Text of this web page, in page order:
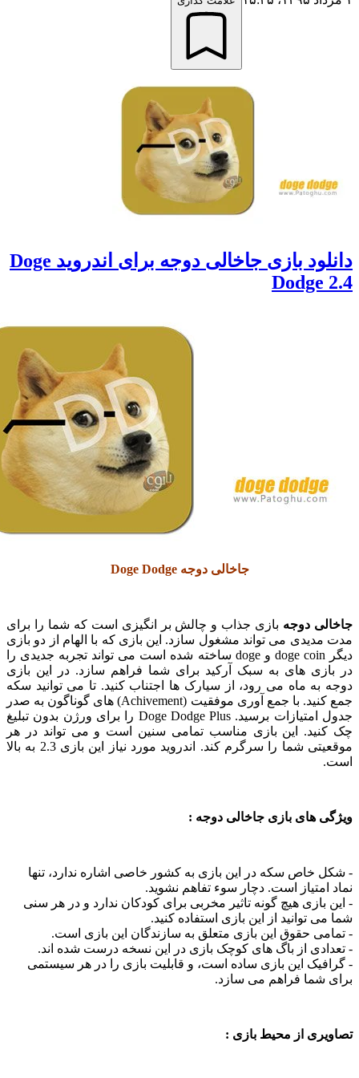
دانلود بازی جاخالی دوجه برای اندروید Doge
جاخالی دوجه Doge Dodge
دوجهبازی جذاب و چالش بر انگیزی است که شما را برای
می تواند مشغول سازد. این بازی که با الهام از دو بازی
دیگر doge coin و doge ساخته شده است می تواند تجربه جدیدی را
های به سبک آرکید برای شما فراهم سازد. در این بازی
ماه می رود، از سیارک ها اجتناب کنید. تا می توانید سکه
جمع کنید. با جمع آوری موفقیت (Achivement) های گوناگون به صدر
جدول امتیازات برسید. Doge Dodge Plus را برای ورژن بدون تبلیغ
این بازی مناسب تمامی سنین است و می تواند در هر
موقعیتی شما را سرگرم کند. اندروید مورد نیاز این بازی 2.3 به بالا
های بازی جاخالی دوجه :
سکه در این بازی به کشور خاصی اشاره ندارد، تنها
است. دچار سوء تفاهم نشوید.
هیچ گونه تاثیر مخربی برای کودکان ندارد و در هر سنی
توانید از این بازی استفاده کنید.
حقوق این بازی متعلق به سازندگان این بازی است.
از باگ های کوچک بازی در این نسخه درست شده اند.
این بازی ساده است، و قابلیت بازی را در هر سیستمی
فراهم می سازد.
از محیط بازی :